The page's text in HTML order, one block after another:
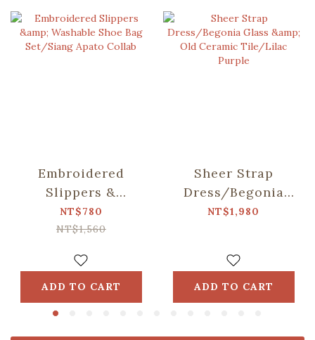
Embroidered
Slippers &
Washable Shoe
Bag Set/Siang
NT$780
NT$1,560
ADD TO CART
Sheer Strap
Dress/Begonia
Glass & Old
NT$1,980
ADD TO CART